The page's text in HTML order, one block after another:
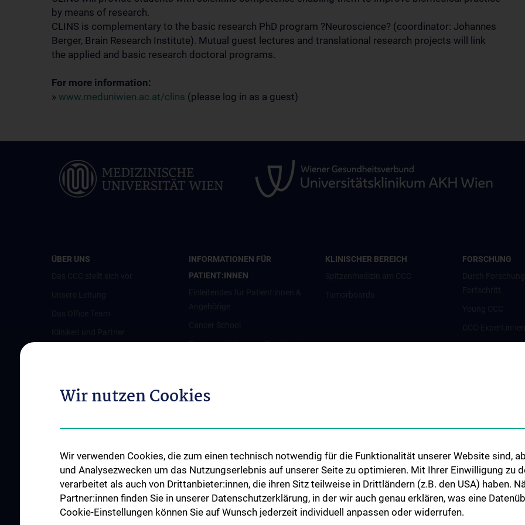
by means of research.
CLINS is complementary to the basic research PhD program ?Neuroscience? (coordinator: Johannes
Berger, Brain Research Institute). Mutual guest lectures and translational research projects will link
the applied and basic research doctoral programs.
For more information:
» www.meduniwien.ac.at/clins (please log in as a guest)
ÜBER UNS
News
INFORMATIONEN FÜR
PATIENT:INNEN
Terminvereinbarung/Zweitmeinung
Angehörige
KLINISCHER BEREICH
FORSCHUNG
Publikationen
Links & Kontakt
Wir nutzen Cookies
Wir verwenden Cookies, die zum einen technisch notwendig für die Funktionalität unserer Website sind,
und Analysezwecken um das Nutzungserlebnis auf unserer Seite zu optimieren. Mit Ihrer Einwilligung zu
verarbeitet als auch von Drittanbieter:innen, die ihren Sitz teilweise in Drittländern (z.B. den USA) haben.
Partner:innen finden Sie in unserer Datenschutzerklärung, in der wir auch genau erklären, was eine
Cookie-Einstellungen können Sie auf Wunsch jederzeit individuell anpassen oder widerrufen.